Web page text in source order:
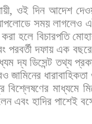
,ওই দিন আদেশ
সময় লাগলেও
করা হলে বিচারপতি
পরবর্তী দফায় এক
দ্য ডিসেন্ট তথ্য
জামিনের ধারাবাহিকতা
বিশ্লেষণের মাধ্যমে
এবং হাদির পাশেই